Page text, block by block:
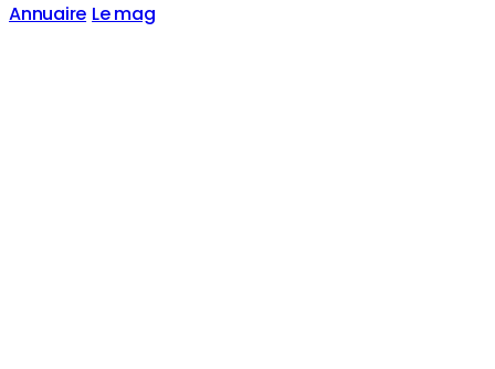
Annuaire Le mag